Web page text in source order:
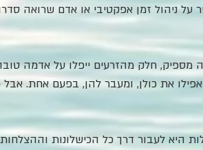
על ניהול זמן אפקטיבי או אדם שרואה
מספיק, חלק מהזרעים ייפלו על אדמה
את כולן, ומעבר להן, בפעם אחת.
היא לעבור דרך כל הכישלונות